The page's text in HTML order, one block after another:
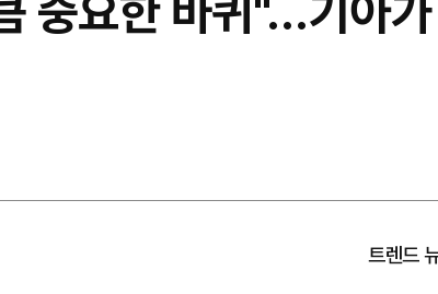
중요한 바퀴"…기아
트렌드